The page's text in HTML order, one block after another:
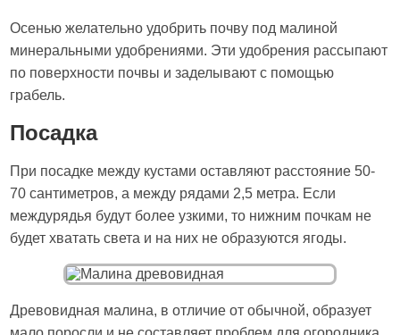
Осенью желательно удобрить почву под малиной
минеральными удобрениями. Эти удобрения рассыпают
по поверхности почвы и заделывают с помощью
грабель.
Посадка
При посадке между кустами оставляют расстояние 50-
70 сантиметров, а между рядами 2,5 метра. Если
междурядья будут более узкими, то нижним почкам не
будет хватать света и на них не образуются ягоды.
Древовидная малина, в отличие от обычной, образует